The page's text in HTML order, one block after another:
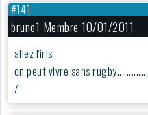
#141
bruno1 Membre 10/01/2011
allez l'iris
on peut vivre sans
/